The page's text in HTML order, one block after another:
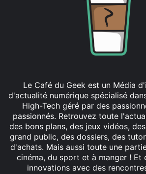
Le Café du Geek est un Média
d'actualité numérique spécialisé
High-Tech géré par des
passionnés. Retrouvez toute
des bons plans, des jeux vidéos,
grand public, des dossiers, des
d'achats. Mais aussi toute une
cinéma, du sport et à manger ! Et
innovations avec des